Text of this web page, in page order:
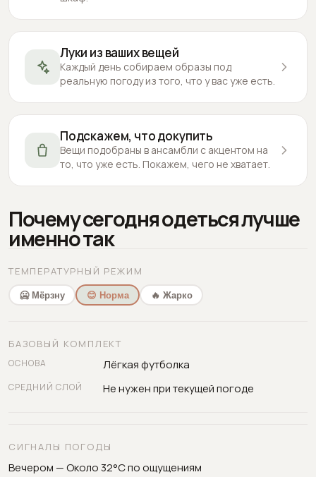
Луки из ваших вещей
Каждый день собираем образы под
реальную погоду из того, что у вас уже есть.
Подскажем, что докупить
Вещи подобраны в ансамбли с акцентом на
то, что уже есть. Покажем, чего не хватает.
Почему сегодня одеться лучше
именно так
ТЕМПЕРАТУРНЫЙ РЕЖИМ
🥶 Мёрзну 😊 Норма 🔥 Жарко
БАЗОВЫЙ КОМПЛЕКТ
ОСНОВА Лёгкая футболка
СРЕДНИЙ СЛОЙ Не нужен при текущей погоде
СИГНАЛЫ ПОГОДЫ
Вечером — Около 32°C по ощущениям